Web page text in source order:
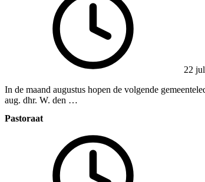
22
In de maand augustus hopen de volgende
aug. dhr. W. den …
Pastoraat